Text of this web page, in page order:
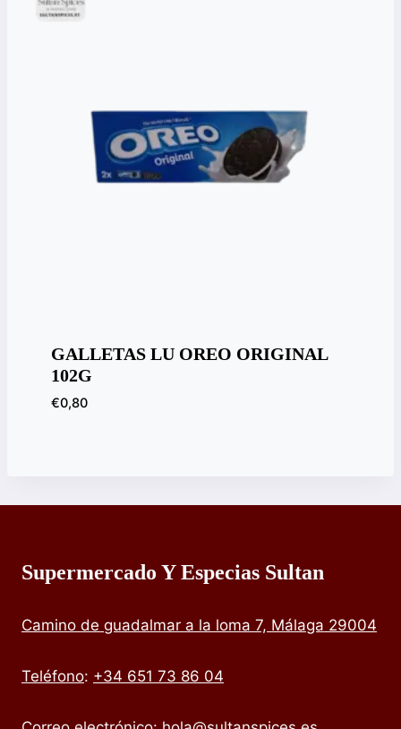
GALLETAS LU OREO ORIGINAL
102G
€0,80
Supermercado Y Especias Sultan
Camino de guadalmar a la loma 7, Málaga 29004
Teléfono: +34 651 73 86 04